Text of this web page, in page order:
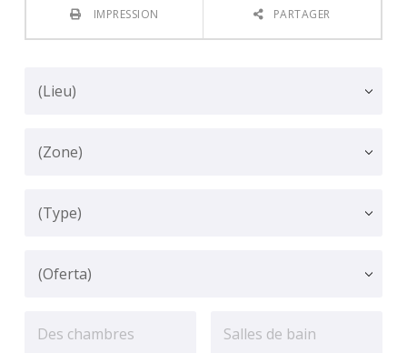
IMPRESSION PARTAGER